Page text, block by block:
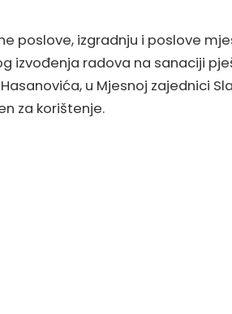
poslove, izgradnju i poslove
izvođenja radova na sanaciji
u Mjesnoj zajednici
za korištenje.